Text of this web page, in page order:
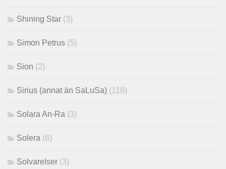
Shining Star (3)
Simon Petrus (5)
Sion (2)
Sirius (annat än SaLuSa) (118)
Solara An-Ra (3)
Solera (6)
Solvarelser (3)